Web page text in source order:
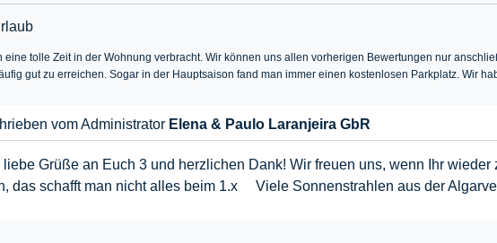
eine tolle Zeit in der Wohnung verbracht. Wir können uns allen vorherigen Bewertungen nur
gut zu erreichen. Sogar in der Hauptsaison fand man immer einen kostenlosen Parkplatz. Wir
vom Administrator Elena & Paulo Laranjeira GbR
liebe Grüße an Euch 3 und herzlichen Dank! Wir freuen uns, wenn Ihr
das schafft man nicht alles beim 1.x Viele Sonnenstrahlen aus der Algarve